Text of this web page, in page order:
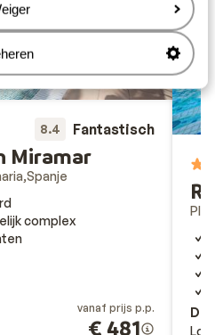
8.4 Fantastisch
Miramar
Spanje
complex
vanaf prijs p.p.
€ 481
Do